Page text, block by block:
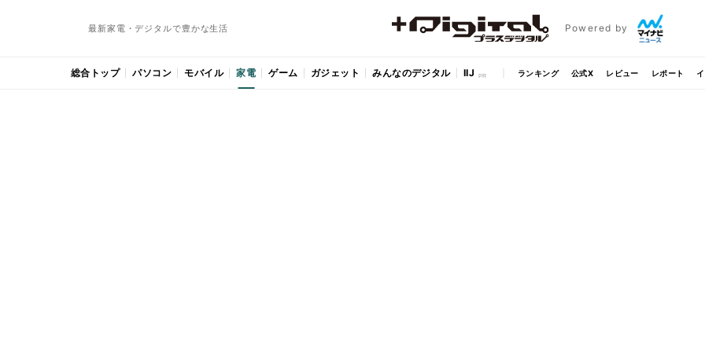
最新家電・デジタルで豊かな生活 Powered by
総合トップ パソコン モバイル 家電 ゲーム ガジェット みんなのデジタル IIJ ランキング 公式X レビュー レポート